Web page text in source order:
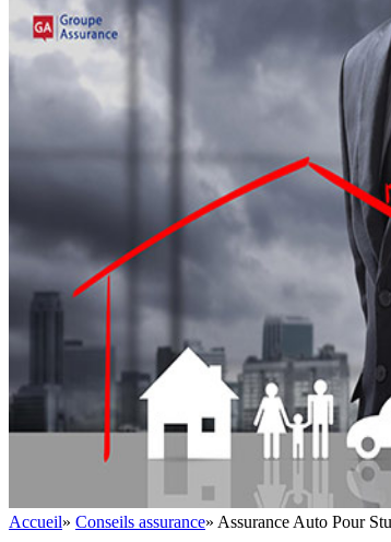
Accueil» Conseils assurance» Assurance Auto Pour